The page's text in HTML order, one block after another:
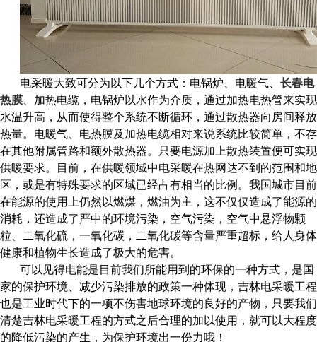
电采暖大致可分为以下几个方式：电锅炉、电暖气、 长春电
热膜、加热电缆，电锅炉以水作为介质，通过加热电热管来实现
水温升高，从而使得整个系统不断循环，通过散热器向房间释放
热量。电暖气、电热膜及加热电缆相对来说系统比较简单，不存
在其他附属管路和额外散热器。只要电源加上散热装置便可实现
供暖要求。目前，在供暖领域中电采暖在热网达不到的范围和地
区，或是有特殊要求的区域已经占有相当的比例。我国城市目前
在能源的使用上仍然以燃煤，燃油为主，这不仅仅造成了能源的
消耗，还造成了严中的环境污染，空气污染，空气中悬浮物颗
粒、二氧化硫，一氧化碳，二氧化碳等含量严重超标，给人身体
健康和植物生长造成了极大的危害。
可以见得电能是目前我们所能用到的环保的一种方式，是国
家的保护环境、减少污染排放的政策一种体现，吉林电采暖工程
也是工业时代下的一项不伤害地球环境的良好的产物，只要我们
清楚吉林电采暖工程的方式之后合理的加以使用，就可以大程度
的降低污染的产生，为保护环境出一份力哦！